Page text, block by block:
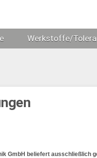
Werkstoffe/
GmbH beliefert ausschließlich